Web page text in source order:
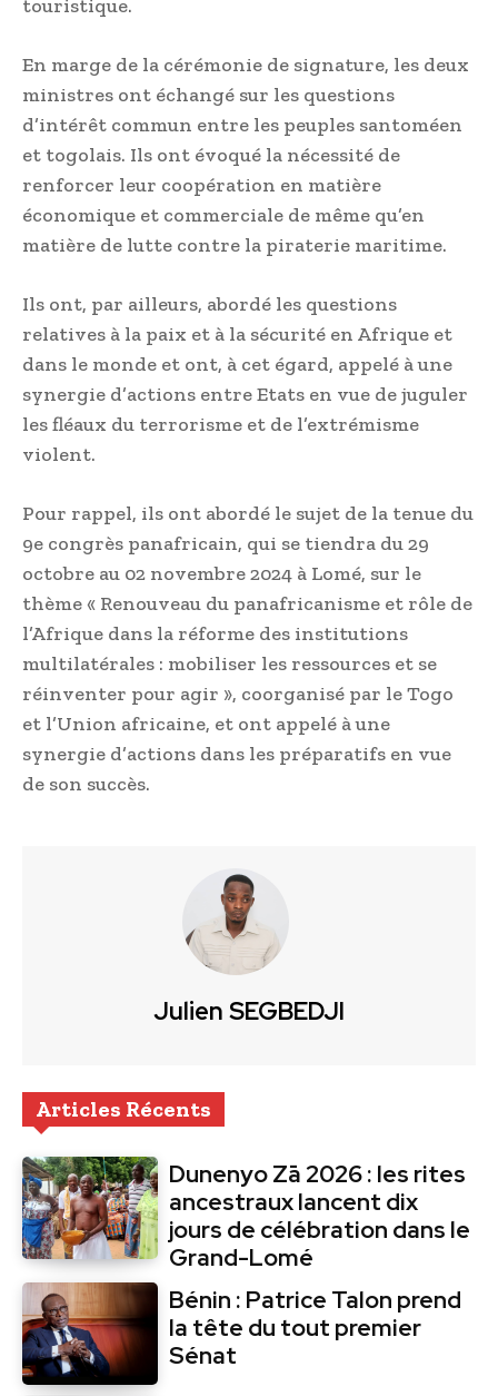
touristique.
En marge de la cérémonie de signature, les deux
ministres ont échangé sur les questions
d’intérêt commun entre les peuples santoméen
et togolais. Ils ont évoqué la nécessité de
renforcer leur coopération en matière
économique et commerciale de même qu’en
matière de lutte contre la piraterie maritime.
Ils ont, par ailleurs, abordé les questions
relatives à la paix et à la sécurité en Afrique et
dans le monde et ont, à cet égard, appelé à une
synergie d’actions entre Etats en vue de juguler
les fléaux du terrorisme et de l’extrémisme
violent.
Pour rappel, ils ont abordé le sujet de la tenue du
9e congrès panafricain, qui se tiendra du 29
octobre au 02 novembre 2024 à Lomé, sur le
thème « Renouveau du panafricanisme et rôle de
l’Afrique dans la réforme des institutions
multilatérales : mobiliser les ressources et se
réinventer pour agir », coorganisé par le Togo
et l’Union africaine, et ont appelé à une
synergie d’actions dans les préparatifs en vue
de son succès.
Julien SEGBEDJI
Articles Récents
Dunenyo Zā 2026 : les rites
ancestraux lancent dix
jours de célébration dans le
Grand-Lomé
Bénin : Patrice Talon prend
la tête du tout premier
Sénat